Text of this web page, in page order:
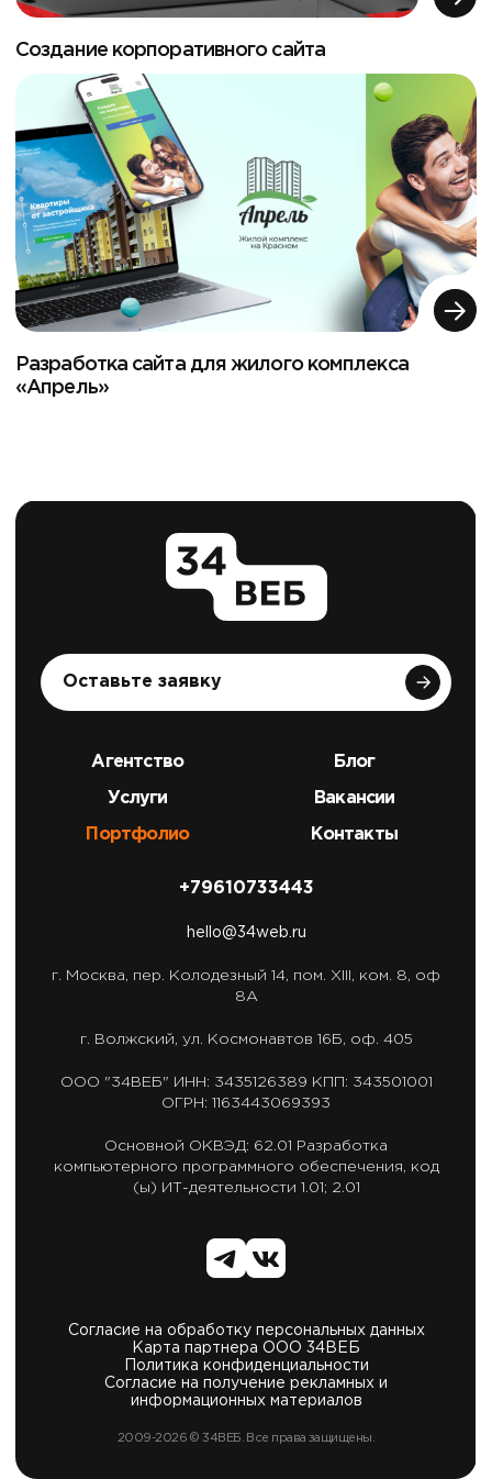
Создание корпоративного сайта
Разработка сайта для жилого комплекса
«Апрель»
Оставьте заявку
Агентство
Услуги
Портфолио
Блог
Вакансии
Контакты
+79610733443
hello@34web.ru
г. Москва, пер. Колодезный 14, пом. XIII, ком. 8, оф
8А
г. Волжский, ул. Космонавтов 16Б, оф. 405
ООО "34ВЕБ" ИНН: 3435126389 КПП: 343501001
ОГРН: 1163443069393
Основной ОКВЭД: 62.01
Разработка
компьютерного программного обеспечения, код
(ы) ИТ-деятельности 1.01; 2.01
Согласие на обработку персональных данных
Карта партнера ООО 34ВЕБ
Политика конфиденциальности
Согласие на получение рекламных и
информационных материалов
2009-2026 © 34ВЕБ. Все права защищены.